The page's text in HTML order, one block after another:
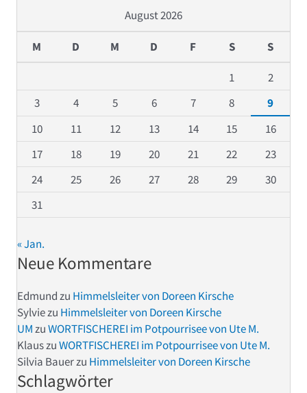
August 2026
M D M D F S S
1
2
3
4 5 6 7 8
9
10
11 12 13 14 15
16
17
18 19 20 21 22
23
24
25 26 27 28 29
30
31
« Jan.
Neue Kommentare
Edmundzu Himmelsleiter von Doreen Kirsche
Sylviezu Himmelsleiter von Doreen Kirsche
UMzuWORTFISCHEREI im Potpourrisee von Ute M.
KlauszuWORTFISCHEREI im Potpourrisee von Ute M.
Silvia Bauerzu Himmelsleiter von Doreen Kirsche
Schlagwörter